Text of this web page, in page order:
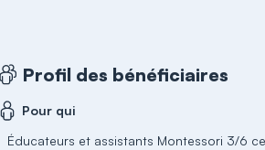
Profil des bénéficiaires
Pour qui
Éducateurs et assistants Montessori 3/6